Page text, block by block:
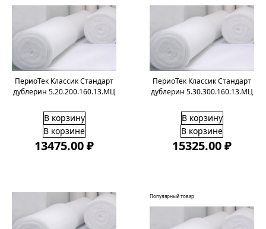
ПериоТек Классик Стандарт
дублерин 5.20.200.160.13.МЦ
В корзину
В корзине
13475.00 ₽
ПериоТек Классик Стандарт
дублерин 5.30.300.160.13.МЦ
В корзину
В корзине
15325.00 ₽
Популярный товар